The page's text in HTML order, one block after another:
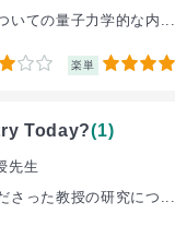
いての量子力学的な内...
楽単 4
Today?(1)
先生
さった教授の研究につ...